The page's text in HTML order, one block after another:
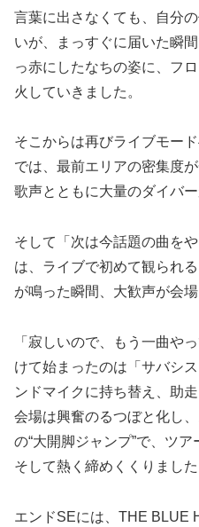
言葉に出さなくても、自分
いが、まっすぐに届いた瞬
っ赤にしたなちの姿に、フ
火していきました。
そこからは再びライブモー
では、最前エリアの密集度
歌声とともに大量のダイバ
そして「次は今話題の曲を
は、ライブで初めて観られ
が鳴った瞬間、大歓声が会場
「寂しいので、もう一曲や
けて始まったのは「サバシ
ンドマイクに持ち替え、助
会場は興奮のるつぼと化し
の“大開脚ジャンプ”で、ツ
そして熱く締めくくりました
エンドSEには、THE BLUE